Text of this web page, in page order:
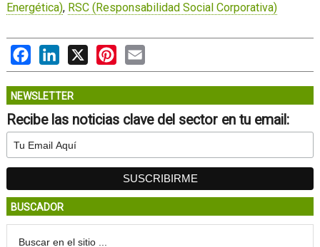
Energética), RSC (Responsabilidad Social Corporativa)
FacebookLinkedIn Pinterest
NEWSLETTER
Recibe las noticias clave del sector en tu email:
BUSCADOR